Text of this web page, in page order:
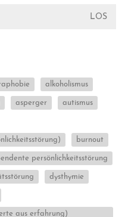
alkoholismus
asperger autismus
burnout
persönlichkeitsstörung
dysthymie
aus erfahrung)